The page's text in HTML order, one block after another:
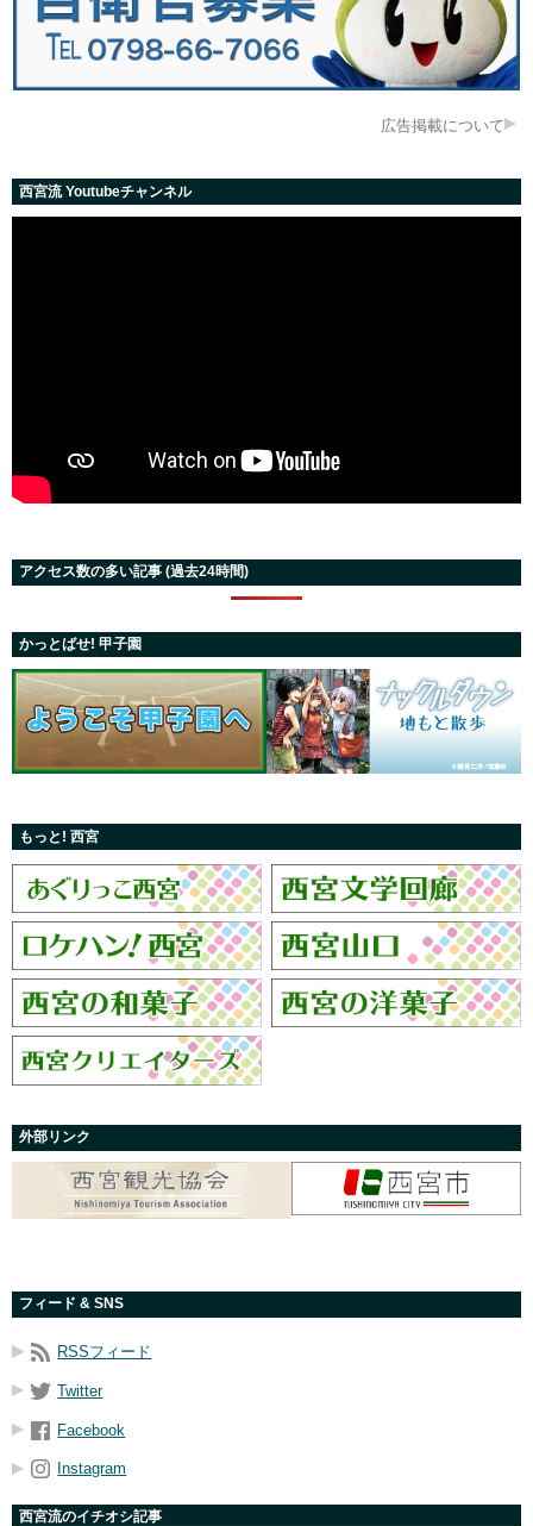
広告掲載について
西宮流 Youtubeチャンネル
アクセス数の多い記事 (過去24時間)
かっとばせ! 甲子園
もっと! 西宮
外部リンク
フィード & SNS
RSSフィード
Twitter
Facebook
Instagram
西宮流のイチオシ記事